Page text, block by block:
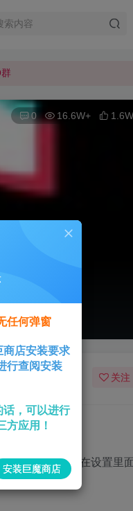
严格的安全检测
0 16.6W+
关注
显示无网络请在设置里
任何弹窗
商店安装要求
行查阅安装
话，可以进行
方应用！
安装巨魔商店